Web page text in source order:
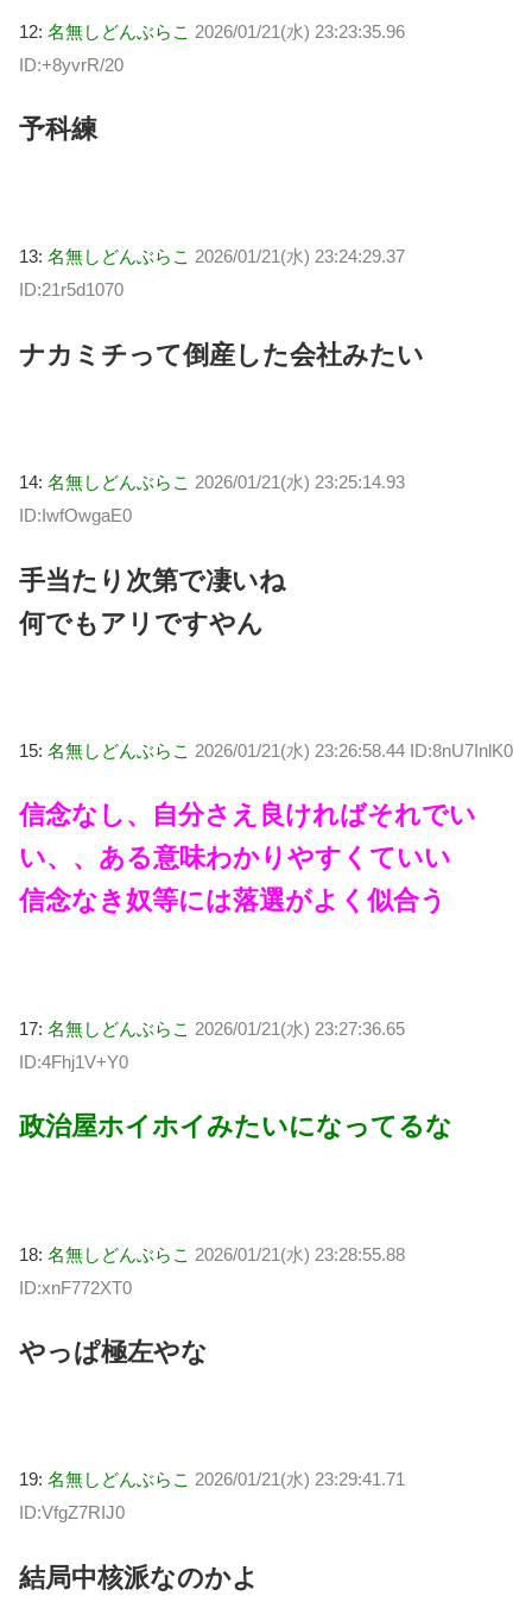
12: 名無しどんぶらこ 2026/01/21(水) 23:23:35.96
ID:+8yvrR/20
予科練
13: 名無しどんぶらこ 2026/01/21(水) 23:24:29.37
ID:21r5d1070
ナカミチって倒産した会社みたい
14: 名無しどんぶらこ 2026/01/21(水) 23:25:14.93
ID:IwfOwgaE0
手当たり次第で凄いね
何でもアリですやん
15: 名無しどんぶらこ 2026/01/21(水) 23:26:58.44 ID:8nU7InlK0
信念なし、自分さえ良ければそれでい
い、、ある意味わかりやすくていい
信念なき奴等には落選がよく似合う
17: 名無しどんぶらこ 2026/01/21(水) 23:27:36.65
ID:4Fhj1V+Y0
政治屋ホイホイみたいになってるな
18: 名無しどんぶらこ 2026/01/21(水) 23:28:55.88
ID:xnF772XT0
やっぱ極左やな
19: 名無しどんぶらこ 2026/01/21(水) 23:29:41.71
ID:VfgZ7RIJ0
結局中核派なのかよ